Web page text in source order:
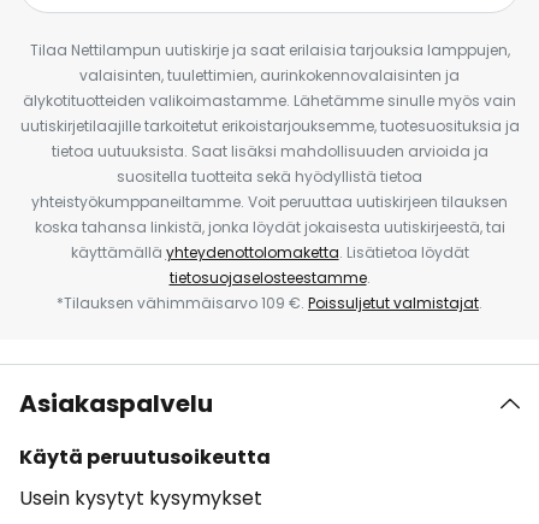
Tilaa Nettilampun uutiskirje ja saat erilaisia tarjouksia lamppujen,
valaisinten, tuulettimien, aurinkokennovalaisinten ja
älykotituotteiden valikoimastamme. Lähetämme sinulle myös vain
uutiskirjetilaajille tarkoitetut erikoistarjouksemme, tuotesuosituksia ja
tietoa uutuuksista. Saat lisäksi mahdollisuuden arvioida ja
suositella tuotteita sekä hyödyllistä tietoa
yhteistyökumppaneiltamme. Voit peruuttaa uutiskirjeen tilauksen
koska tahansa linkistä, jonka löydät jokaisesta uutiskirjeestä, tai
käyttämällä yhteydenottolomaketta. Lisätietoa löydät
tietosuojaselosteestamme.
*Tilauksen vähimmäisarvo 109 €. Poissuljetut valmistajat.
Asiakaspalvelu
Käytä peruutusoikeutta
Usein kysytyt kysymykset